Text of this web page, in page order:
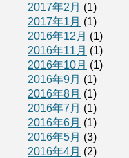
2017年2月 (1)
2017年1月 (1)
2016年12月 (1)
2016年11月 (1)
2016年10月 (1)
2016年9月 (1)
2016年8月 (1)
2016年7月 (1)
2016年6月 (1)
2016年5月 (3)
2016年4月 (2)